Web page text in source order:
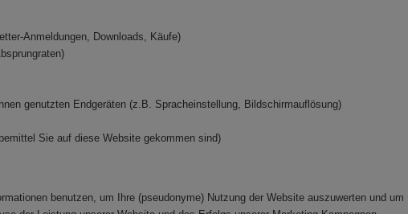
Anmeldungen, Downloads, Käufe)
genutzten Endgeräten (z.B. Spracheinstellung, Bildschirmauflösung)
Sie auf diese Website gekommen sind)
benutzen, um Ihre (pseudonyme) Nutzung der Website auszuwerten und